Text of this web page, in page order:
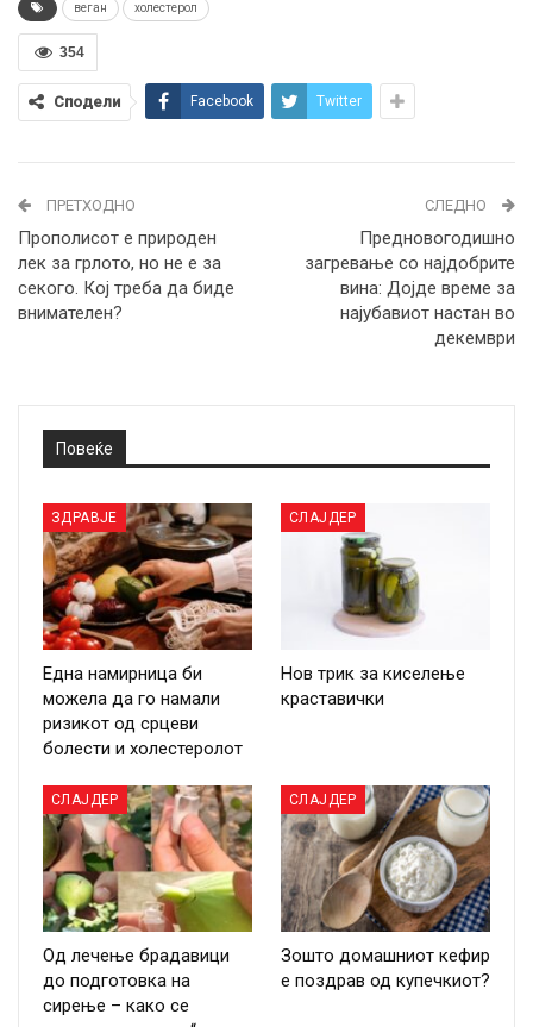
веган холестерол
354
Сподели Facebook Twitter
ПРЕТХОДНО
Прополисот е природен
лек за грлото, но не е за
секого. Кој треба да биде
внимателен?
СЛЕДНО
Предновогодишно
загревање со најдобрите
вина: Дојде време за
најубавиот настан во
декември
Повеќе
ЗДРАВЈЕ
Една намирница би
можела да го намали
ризикот од срцеви
болести и холестеролот
СЛАЈДЕР
Нов трик за киселење
краставички
СЛАЈДЕР
Од лечење брадавици
до подготовка на
сирење – како се
СЛАЈДЕР
Зошто домашниот кефир
е поздрав од купечкиот?